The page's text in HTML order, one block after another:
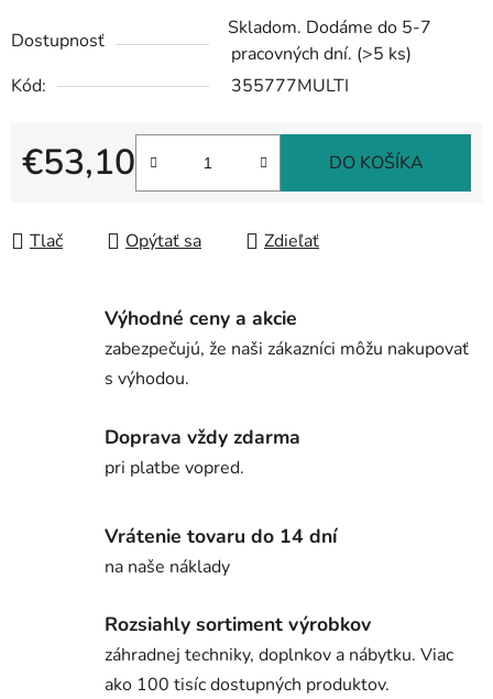
Dostupnosť
Skladom. Dodáme do 5-7
pracovných dní. (>5 ks)
Kód:
355777MULTI
€53,10
Jednotková cena:
DO KOŠÍKA
Tlač Opýtať sa Zdieľať
Výhodné ceny a akcie
zabezpečujú, že naši zákazníci môžu nakupovať
s výhodou.
Doprava vždy zdarma
pri platbe vopred.
Vrátenie tovaru do 14 dní
na naše náklady
Rozsiahly sortiment výrobkov
záhradnej techniky, doplnkov a nábytku. Viac
ako 100 tisíc dostupných produktov.